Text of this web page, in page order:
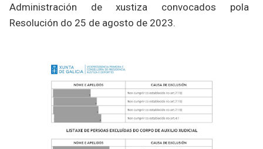
Administración de xustiza convocados pola
Resolución do 25 de agosto de 2023.